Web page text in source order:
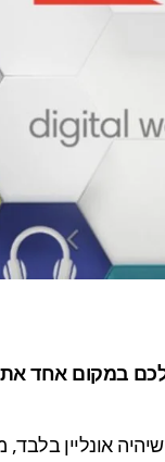
שיהיה אונליין